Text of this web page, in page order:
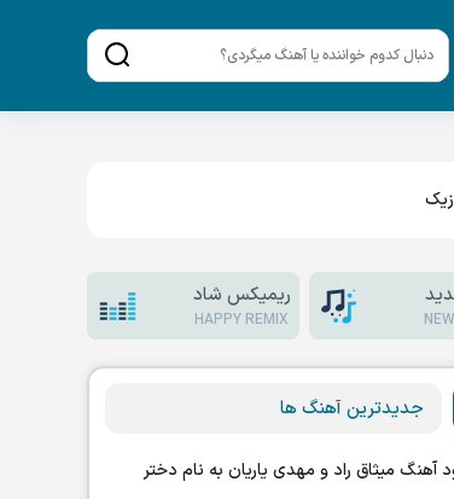
ریمیکس شاد
HAPPY REMIX
جدیدترین آهنگ ها
آهنگ میثاق راد و مهدی یاریان به نام دختر